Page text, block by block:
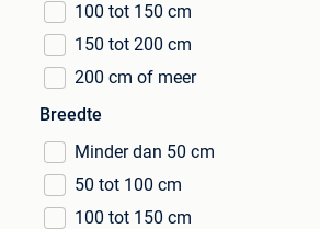
100 tot 150 cm
150 tot 200 cm
200 cm of meer
Breedte
Minder dan 50 cm
50 tot 100 cm
100 tot 150 cm